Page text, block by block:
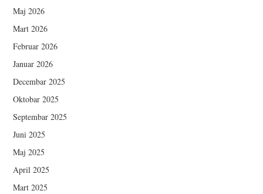
Maj 2026
Mart 2026
Februar 2026
Januar 2026
Decembar 2025
Oktobar 2025
Septembar 2025
Juni 2025
Maj 2025
April 2025
Mart 2025